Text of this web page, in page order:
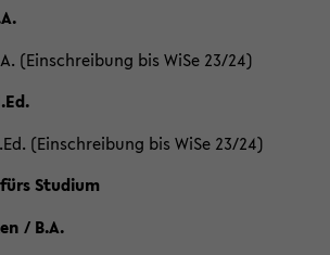
(Einschreibung bis WiSe 23/24)
(Einschreibung bis WiSe 23/24)
Studium
/ B.A.